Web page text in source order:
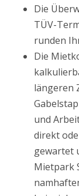
Die
TÜV-
runden
Die
längeren
und
direkt
gewartet
Mietpark